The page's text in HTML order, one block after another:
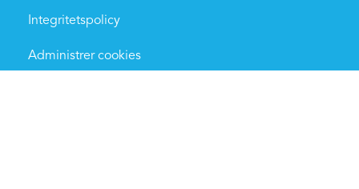
Integritetspolicy
Administrer cookies